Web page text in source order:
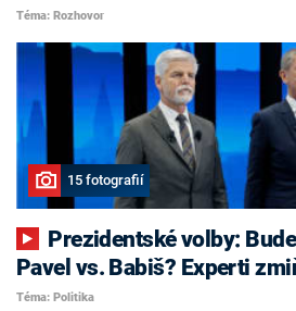
Téma: Rozhovor
15 fotografií
Pavel vs. Babiš? Experti
Téma: Politika